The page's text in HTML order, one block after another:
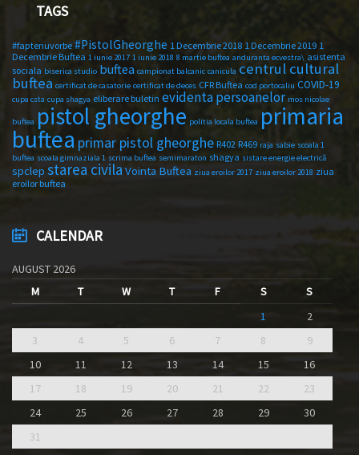
TAGS
#faptenuvorbe #PistolGheorghe 1 Decembrie 2018 1 Decembrie 2019 1
Decembrie Buftea 1 iunie 2017 1 iunie 2018 8 martie buftea anduranta ecvestra\ asistenta
sociala biserica studio buftea campionat balcanic canicula centrul cultural
buftea certificat de casatorie certificat de deces CFR Buftea cod portocaliu COVID-19
cupa csta cupa shagya eliberare buletin evidenta persoanelor mos nicolae
buftea pistol gheorghe politia locala buftea primaria
buftea primar pistol gheorghe R402 R469 raja sabie scoala 1
buftea scoala gimnaziala 1 scrima buftea semimaraton shagya sistare energie electrică
spclep starea civila Vointa Buftea ziua eroilor 2017 ziua eroilor 2018 ziua
eroilor buftea
CALENDAR
AUGUST 2026
M
T W T F S
S
1
2
3
4 5 6 7 8
9
10
11 12 13 14 15
16
17
18 19 20 21 22
23
24
25 26 27 28 29
30
31